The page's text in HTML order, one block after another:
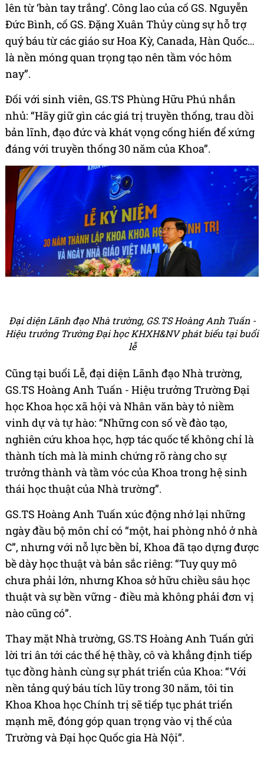
lên từ ‘bàn tay trắng’. Công lao của cố GS. Nguyễn
Đức Bình, cố GS. Đặng Xuân Thủy cùng sự hỗ trợ
quý báu từ các giáo sư Hoa Kỳ, Canada, Hàn Quốc…
là nền móng quan trọng tạo nên tầm vóc hôm
nay”.
Đối với sinh viên, GS.TS Phùng Hữu Phú nhắn
nhủ: “Hãy giữ gìn các giá trị truyền thống, trau dồi
bản lĩnh, đạo đức và khát vọng cống hiến để xứng
đáng với truyền thống 30 năm của Khoa”.
Đại diện Lãnh đạo Nhà trường, GS.TS Hoàng Anh Tuấn -
Hiệu trưởng Trường Đại học KHXH&NV phát biểu tại buổi
lễ
Cũng tại buổi Lễ, đại diện Lãnh đạo Nhà trường,
GS.TS Hoàng Anh Tuấn - Hiệu trưởng Trường Đại
học Khoa học xã hội và Nhân văn bày tỏ niềm
vinh dự và tự hào: “Những con số về đào tạo,
nghiên cứu khoa học, hợp tác quốc tế không chỉ là
thành tích mà là minh chứng rõ ràng cho sự
trưởng thành và tầm vóc của Khoa trong hệ sinh
thái học thuật của Nhà trường”.
GS.TS Hoàng Anh Tuấn xúc động nhớ lại những
ngày đầu bộ môn chỉ có “một, hai phòng nhỏ ở nhà
C”, nhưng với nỗ lực bền bỉ, Khoa đã tạo dựng được
bề dày học thuật và bản sắc riêng: “Tuy quy mô
chưa phải lớn, nhưng Khoa sở hữu chiều sâu học
thuật và sự bền vững - điều mà không phải đơn vị
nào cũng có”.
Thay mặt Nhà trường, GS.TS Hoàng Anh Tuấn gửi
lời tri ân tới các thế hệ thầy, cô và khẳng định tiếp
tục đồng hành cùng sự phát triển của Khoa: “Với
nền tảng quý báu tích lũy trong 30 năm, tôi tin
Khoa Khoa học Chính trị sẽ tiếp tục phát triển
mạnh mẽ, đóng góp quan trọng vào vị thế của
Trường và Đại học Quốc gia Hà Nội”.